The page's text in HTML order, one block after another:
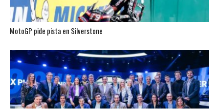
MotoGP pide pista en Silverstone